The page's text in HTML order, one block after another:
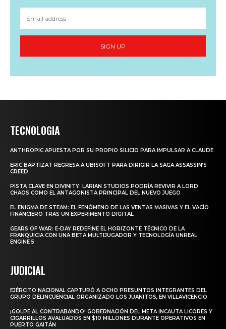
SIGN UP
TECNOLOGIA
ANTHROPIC APUESTA POR SU PROPIO SILICIO PARA IMPULSAR A CLAUDE
ERIC BAPTIZAT REGRESA A UBISOFT PARA DIRIGIR LA SAGA ASSASSIN’S
CREED
PISTA CLAVE EN DIVINITY: LARIAN STUDIOS PODRÍA REVIVIR A LORD
CHAOS COMO EL ANTAGONISTA PRINCIPAL DEL NUEVO JUEGO
EL ENIGMA DE STEAM: EL FENÓMENO DE LAS VENTAS MASIVAS Y EL VACÍO
FINANCIERO TRAS UN EXPERIMENTO DIGITAL
GEARS OF WAR: E-DAY REDEFINE EL HORIZONTE TÉCNICO DE LA
FRANQUICIA CON UNA BETA MULTIJUGADOR Y TECNOLOGÍA UNREAL
ENGINE 5
JUDICIAL
EJÉRCITO NACIONAL CAPTURÓ A OCHO PRESUNTOS INTEGRANTES DEL
GRUPO DELINCUENCIAL ORGANIZADO LOS JUANITOS, EN VILLAVICENCIO
¡GOLPE AL CONTRABANDO! GOBERNACIÓN DEL META INCAUTA LICORES Y
CIGARRILLOS AVALUADOS EN $10 MILLONES DURANTE OPERATIVOS EN
PUERTO GAITÁN